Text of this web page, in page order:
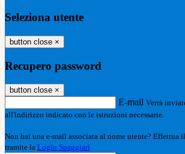
Seleziona utente
button close ×
Recupero password
button close ×
E-mail Verrà
all'indirizzo indicato con le istruzioni necessarie.
Non hai una e-mail associata al nome utente? Effettua
tramite la Login Spaggiari